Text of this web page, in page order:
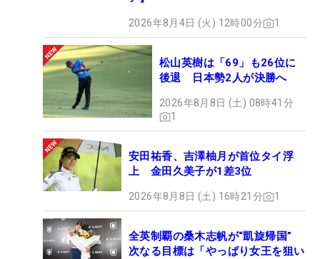
2026年8月4日 (火) 12時00分 1
松山英樹は「69」も26位に
後退 日本勢2人が決勝へ
2026年8月8日 (土) 08時41分
1
安田祐香、吉澤柚月が首位タイ浮
上 金田久美子が1差3位
2026年8月8日 (土) 16時21分 1
全英制覇の桑木志帆が“凱旋帰国”
次なる目標は「やっぱり女王を狙い